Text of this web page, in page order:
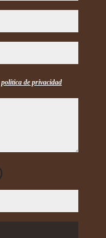
política de privacidad